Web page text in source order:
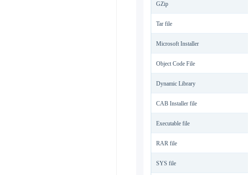
GZip
Tar file
Microsoft Installer
Object Code File
Dynamic Library
CAB Installer file
Executable file
RAR file
SYS file